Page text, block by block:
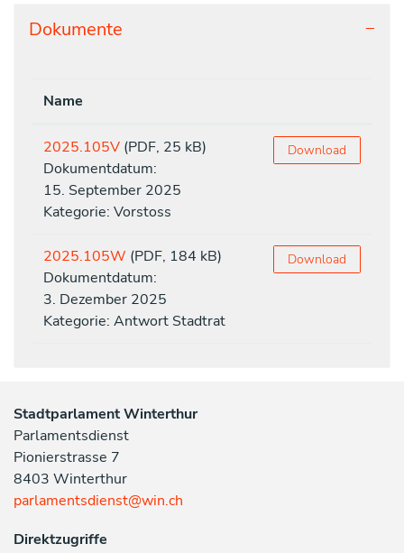
Dokumente
Name
2025.105V (PDF, 25 kB)
Dokumentdatum:
15. September 2025
Kategorie: Vorstoss
Download
2025.105W (PDF, 184 kB)
Dokumentdatum:
3. Dezember 2025
Kategorie: Antwort Stadtrat
Download
Stadtparlament Winterthur
Parlamentsdienst
Pionierstrasse 7
8403 Winterthur
parlamentsdienst@win.ch
Direktzugriffe